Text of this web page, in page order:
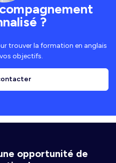
?
trouver la formation en anglais
objectifs.
opportunité de